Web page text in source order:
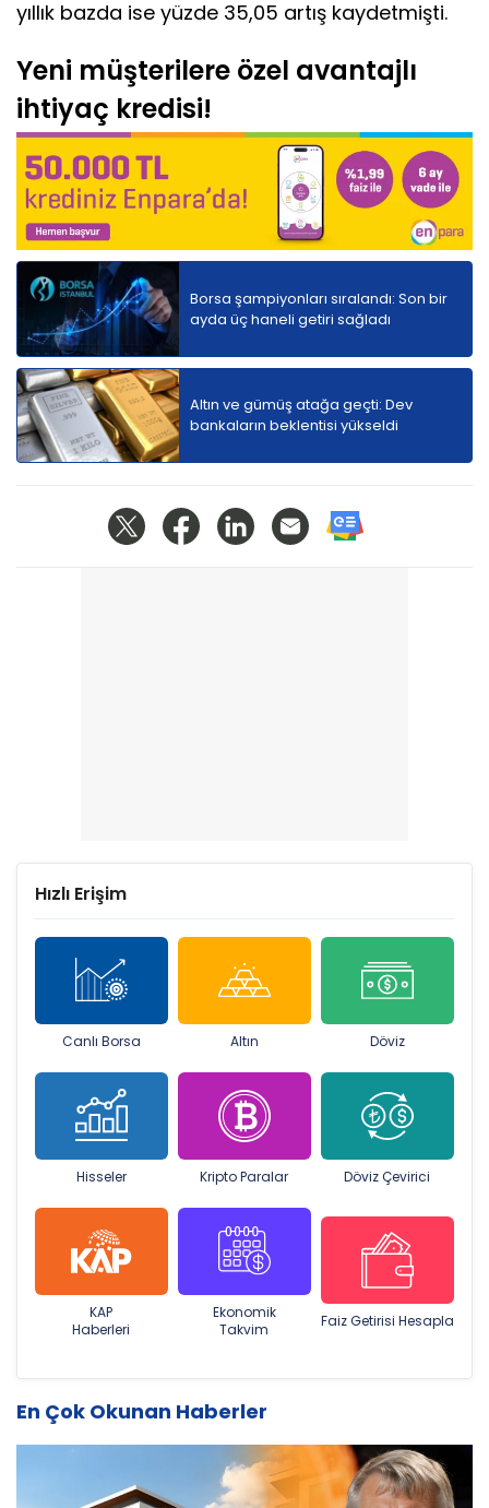
yıllık bazda ise yüzde 35,05 artış kaydetmişti.
Yeni müşterilere özel avantajlı
ihtiyaç kredisi!
Borsa şampiyonları sıralandı: Son bir
ayda üç haneli getiri sağladı
Altın ve gümüş atağa geçti: Dev
bankaların beklentisi yükseldi
Hızlı Erişim
Canlı Borsa Altın Döviz
Hisseler Kripto Paralar Döviz Çevirici
KAP
Haberleri
Ekonomik
Takvim
Faiz Getirisi Hesapla
En Çok Okunan Haberler